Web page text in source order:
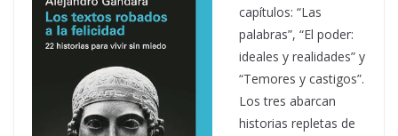
capítulos: “Las
palabras”, “El poder:
ideales y realidades” y
“Temores y castigos”.
Los tres abarcan
historias repletas de